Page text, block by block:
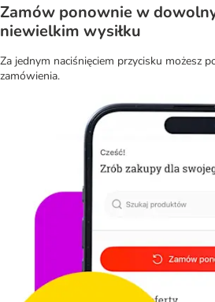
Zamów ponownie w
niewielkim wysiłku
Za jednym naciśnięciem przycisku możesz
zamówienia.